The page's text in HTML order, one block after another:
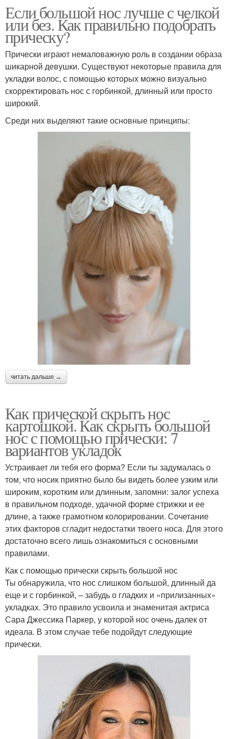
Если большой нос лучше с челкой
или без. Как правильно подобрать
прическу?
Прически играют немаловажную роль в создании образа
шикарной девушки. Существуют некоторые правила для
укладки волос, с помощью которых можно визуально
скорректировать нос с горбинкой, длинный или просто
широкий.
Среди них выделяют такие основные принципы:
читать дальше →
Как прической скрыть нос
картошкой. Как скрыть большой
нос с помощью прически: 7
вариантов укладок
Устраивает ли тебя его форма? Если ты задумалась о
том, что носик приятно было бы видеть более узким или
широким, коротким или длинным, запомни: залог успеха
в правильном подходе, удачной форме стрижки и ее
длине, а также грамотном колорировании. Сочетание
этих факторов сгладит недостатки твоего носа. Для этого
достаточно всего лишь ознакомиться с основными
правилами.
Как с помощью прически скрыть большой нос
Ты обнаружила, что нос слишком большой, длинный да
еще и с горбинкой, – забудь о гладких и «прилизанных»
укладках. Это правило усвоила и знаменитая актриса
Сара Джессика Паркер, у которой нос очень далек от
идеала. В этом случае тебе подойдут следующие
прически.